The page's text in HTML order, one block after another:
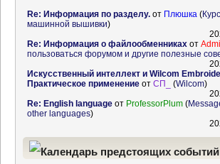
Re: Информация по разделу.от Плюшка (
машинной вышивки)
Re: Информация о файлообменникахот
пользоваться форумом и другие полезные
Искусственный интеллект и Wilcom
Практическое применениеот СП_ (Wilcom)
Re: English languageот ProfessorPlum(
other languages)